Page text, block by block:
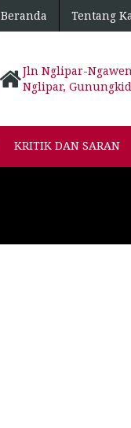
Beranda Tentang
Jln Nglipar-
Nglipar,
KRITIK DAN SARAN